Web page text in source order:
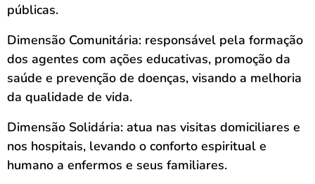
públicas.
Dimensão Comunitária: responsável pela formação
dos agentes com ações educativas, promoção da
saúde e prevenção de doenças, visando a melhoria
da qualidade de vida.
Dimensão Solidária: atua nas visitas domiciliares e
nos hospitais, levando o conforto espiritual e
humano a enfermos e seus familiares.